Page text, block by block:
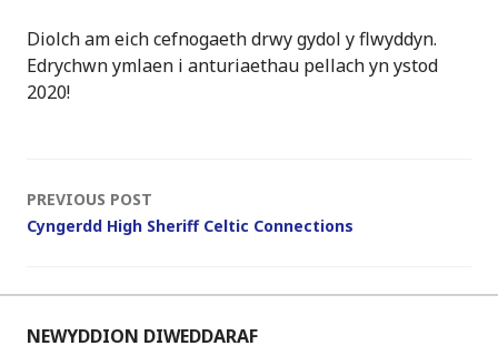
Diolch am eich cefnogaeth drwy gydol y flwyddyn.
Edrychwn ymlaen i anturiaethau pellach yn ystod
2020!
Post
PREVIOUS POST
Cyngerdd High Sheriff Celtic Connections
NEWYDDION DIWEDDARAF